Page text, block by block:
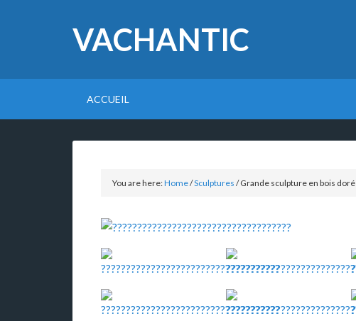
VACHANTIC
ACCUEIL
You are here:Home/Sculptures /Grande sculpture en bois